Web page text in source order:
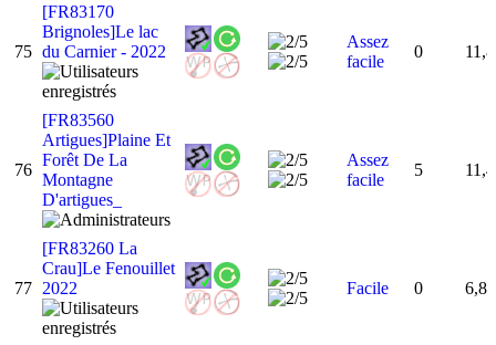
75
[FR83170
Brignoles]Le lac
du Carnier - 2022
Assez
facile
0
76
[FR83560
Artigues]Plaine Et
Forêt De La
Montagne
D'artigues_
Assez
facile
5
77
[FR83260 La
Crau]Le Fenouillet
2022
Facile 0